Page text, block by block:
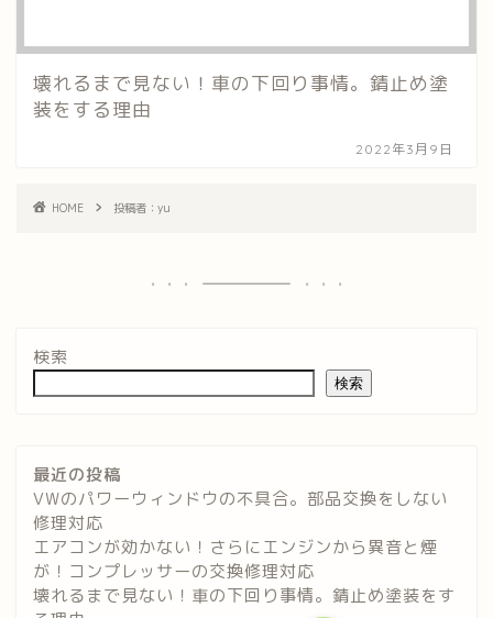
壊れるまで見ない！車の下回り事情。錆止め塗
装をする理由
2022年3月9日
HOME 投稿者：yu
検索
検索
最近の投稿
VWのパワーウィンドウの不具合。部品交換をしない
修理対応
エアコンが効かない！さらにエンジンから異音と煙
が！コンプレッサーの交換修理対応
壊れるまで見ない！車の下回り事情。錆止め塗装をす